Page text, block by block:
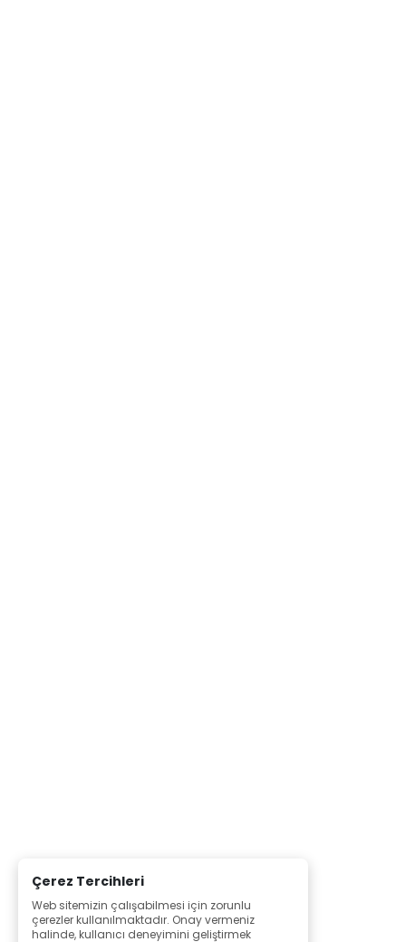
Çerez Tercihleri
Web sitemizin çalışabilmesi için zorunlu
çerezler kullanılmaktadır. Onay vermeniz
halinde, kullanıcı deneyimini geliştirmek